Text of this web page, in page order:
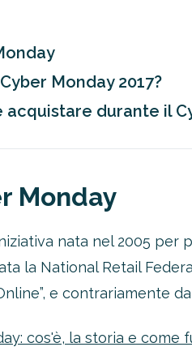
Monday 2017?
acquistare durante il
Monday
nata nel 2005
la National Retail
e contrariamente
cos'è, la storia e come